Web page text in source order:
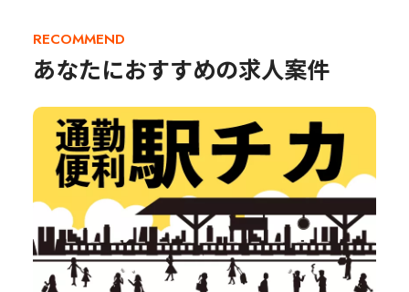
RECOMMEND
あなたにおすすめの求人案件